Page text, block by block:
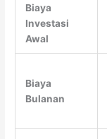
Biaya
Investasi
Awal
Biaya
Bulanan